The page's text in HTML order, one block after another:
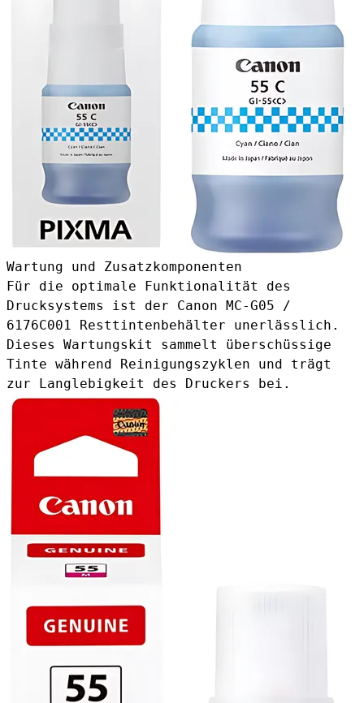
Wartung und Zusatzkomponenten
Für die optimale Funktionalität des
Drucksystems ist der Canon MC-G05 /
6176C001 Resttintenbehälter unerlässlich.
Dieses Wartungskit sammelt überschüssige
Tinte während Reinigungszyklen und trägt
zur Langlebigkeit des Druckers bei.